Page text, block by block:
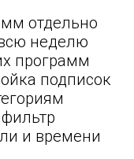
отдельно
неделю
программ
подписок
и времени